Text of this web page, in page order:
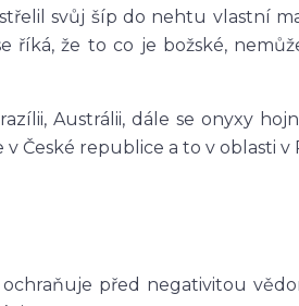
svůj šíp do nehtu vlastní
říká, že to co je božské,
Austrálii, dále se onyxy
České republice a to v oblasti v
před negativitou